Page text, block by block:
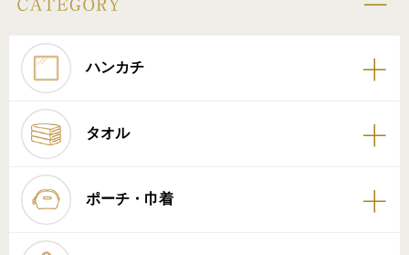
ハンカチ
タオル
ポーチ・巾着